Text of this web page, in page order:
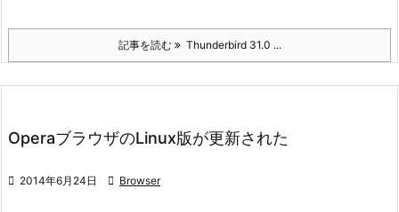
記事を読む Thunderbird 31.0 ...
OperaブラウザのLinux版が更新された
 2014年6月24日  Browser